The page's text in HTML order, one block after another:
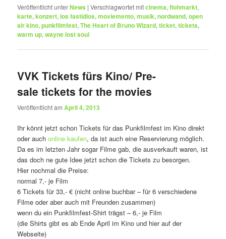
Veröffentlicht unterNews |Verschlagwortet mitcinema,flohmarkt,
karte,konzert,los fastidios,moviemento,musik,nordwand,open
air kino,punkfilmfest,The Heart of Bruno Wizard,ticket,tickets,
warm up,wayne lost soul
VVK Tickets fürs Kino/ Pre-
sale tickets for the movies
Veröffentlicht amApril 4, 2013
Ihr könnt jetzt schon Tickets für das Punkfilmfest im Kino direkt
oder auchonline kaufen, da ist auch eine Reservierung möglich.
Da es im letzten Jahr sogar Filme gab, die ausverkauft waren, ist
das doch ne gute Idee jetzt schon die Tickets zu besorgen.
Hier nochmal die Preise:
normal 7,- je Film
6 Tickets für 33,- € (nicht online buchbar – für 6 verschiedene
Filme oder aber auch mit Freunden zusammen)
wenn du ein Punkfilmfest-Shirt trägst – 6,- je Film
(die Shirts gibt es ab Ende April im Kino und hier auf der
Webseite)